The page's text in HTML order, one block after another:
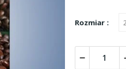
Rozmiar :